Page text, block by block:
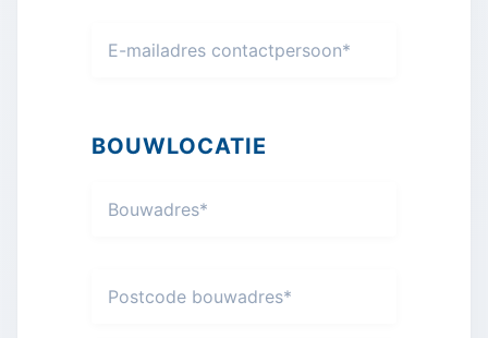
BOUWLOCATIE